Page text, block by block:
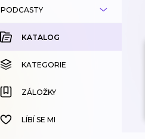
KATALOG
KOUPENÉ
KATEGORIE
ZÁLOŽKY
HISTORIE
PODCASTY
KATALOG
KATEGORIE
ZÁLOŽKY
LÍBÍ SE MI